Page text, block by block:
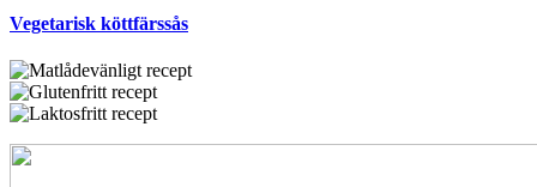
Vegetarisk köttfärssås